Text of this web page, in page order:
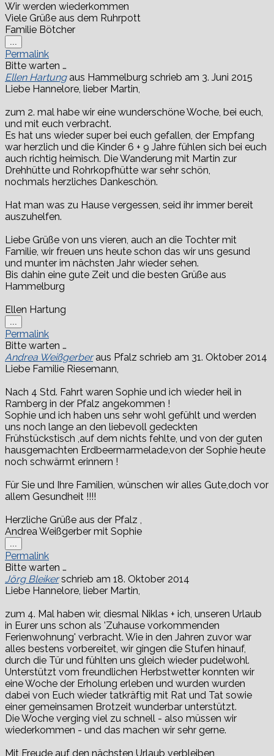
Wir werden wiederkommen
Viele Grüße aus dem Ruhrpott
Familie Bötcher
...
Metabox
ein-/ausblenden.
Permalink
Bitte warten …
Ellen Hartung aus Hammelburg schrieb am 3. Juni 2015
Liebe Hannelore, lieber Martin,
zum 2. mal habe wir eine wunderschöne Woche, bei euch,
und mit euch verbracht.
Es hat uns wieder super bei euch gefallen, der Empfang
war herzlich und die Kinder 6 + 9 Jahre fühlen sich bei euch
auch richtig heimisch. Die Wanderung mit Martin zur
Drehhütte und Rohrkopfhütte war sehr schön,
nochmals herzliches Dankeschön.
Hat man was zu Hause vergessen, seid ihr immer bereit
auszuhelfen.
Liebe Grüße von uns vieren, auch an die Tochter mit
Familie, wir freuen uns heute schon das wir uns gesund
und munter im nächsten Jahr wieder sehen.
Bis dahin eine gute Zeit und die besten Grüße aus
Hammelburg
Ellen Hartung
...
Metabox
ein-/ausblenden.
Permalink
Bitte warten …
Andrea Weißgerber aus Pfalz schrieb am 31. Oktober 2014
Liebe Familie Riesemann,
Nach 4 Std. Fahrt waren Sophie und ich wieder heil in
Ramberg in der Pfalz angekommen !
Sophie und ich haben uns sehr wohl gefühlt und werden
uns noch lange an den liebevoll gedeckten
Frühstückstisch ,auf dem nichts fehlte, und von der guten
hausgemachten Erdbeermarmelade,von der Sophie heute
noch schwärmt erinnern !
Für Sie und Ihre Familien, wünschen wir alles Gute,doch vor
allem Gesundheit !!!!
Herzliche Grüße aus der Pfalz ,
Andrea Weißgerber mit Sophie
...
Metabox
ein-/ausblenden.
Permalink
Bitte warten …
Jörg Bleiker schrieb am 18. Oktober 2014
Liebe Hannelore, lieber Martin,
zum 4. Mal haben wir, diesmal Niklas + ich, unseren Urlaub
in Eurer uns schon als 'Zuhause vorkommenden
Ferienwohnung' verbracht. Wie in den Jahren zuvor war
alles bestens vorbereitet, wir gingen die Stufen hinauf,
durch die Tür und fühlten uns gleich wieder pudelwohl.
Unterstützt vom freundlichen Herbstwetter konnten wir
eine Woche der Erholung erleben und wurden wurden
dabei von Euch wieder tatkräftig mit Rat und Tat sowie
einer gemeinsamen Brotzeit wunderbar unterstützt.
Die Woche verging viel zu schnell - also müssen wir
wiederkommen - und das machen wir sehr gerne.
Mit Freude auf den nächsten Urlaub verbleiben